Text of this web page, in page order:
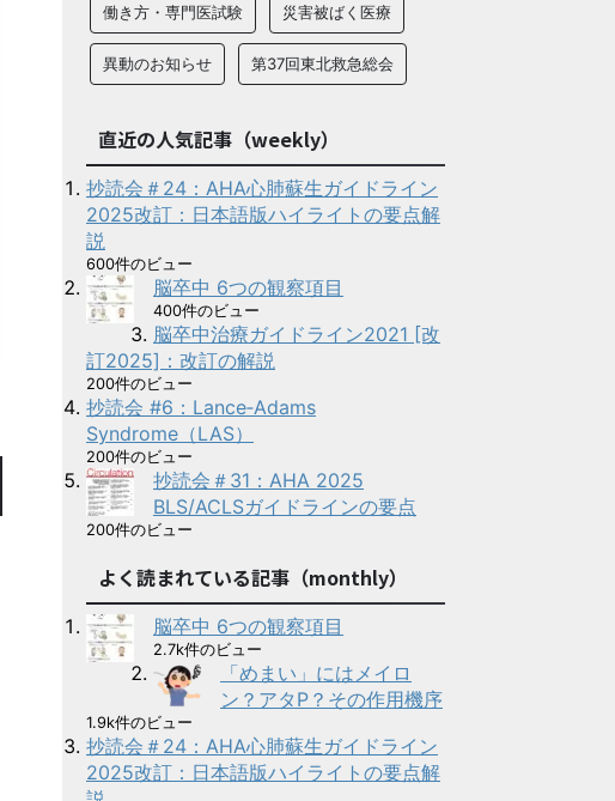
働き方・専門医試験 災害被ばく医療
異動のお知らせ 第37回東北救急総会
直近の人気記事（weekly）
抄読会＃24：AHA心肺蘇生ガイドライン
2025改訂：日本語版ハイライトの要点解
説
600件のビュー
脳卒中 6つの観察項目
400件のビュー
脳卒中治療ガイドライン2021 [改
訂2025]：改訂の解説
200件のビュー
抄読会 #6：Lance‑Adams
Syndrome（LAS）
200件のビュー
抄読会＃31：AHA 2025
BLS/ACLSガイドラインの要点
200件のビュー
よく読まれている記事（monthly）
脳卒中 6つの観察項目
2.7k件のビュー
「めまい」にはメイロ
ン？アタP？その作用機序
1.9k件のビュー
抄読会＃24：AHA心肺蘇生ガイドライン
2025改訂：日本語版ハイライトの要点解